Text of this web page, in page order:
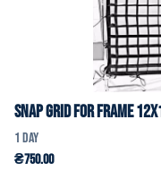
Snap Grid for Frame